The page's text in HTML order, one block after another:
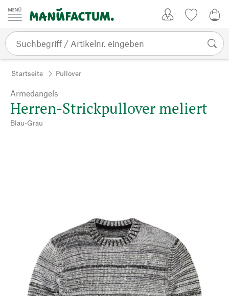
Zum Inhalt springen
Startseite Pullover
Armedangels
Herren-Strickpullover meliert
Blau-Grau